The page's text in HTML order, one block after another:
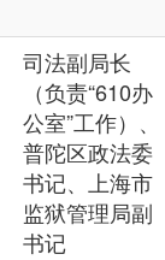
司法副局长
（负责“610办
公室”工作）、
普陀区政法委
书记、上海市
监狱管理局副
书记